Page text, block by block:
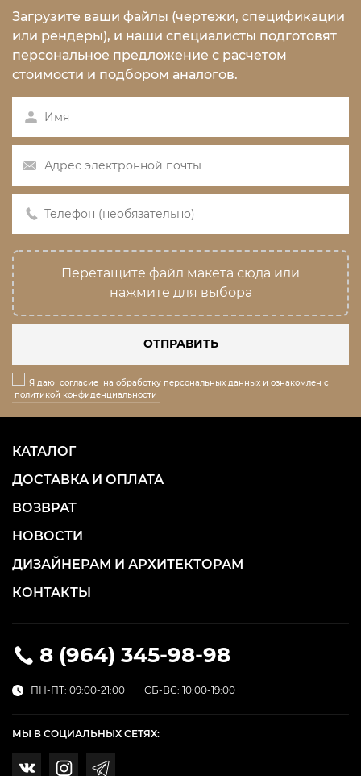
Загрузите ваши файлы (чертежи, спецификации
или рендеры), и наши специалисты подготовят
персональное предложение с расчетом
стоимости и подбором аналогов.
Перетащите файл макета сюда или
нажмите для выбора
ОТПРАВИТЬ
Я даю согласие на обработку персональных данных и ознакомлен с
политикой конфиденциальности
8 (964) 345-98-98
ПН-ПТ: 09:00-21:00 СБ-ВС: 10:00-19:00
КАТАЛОГ
ДОСТАВКА И ОПЛАТА
ВОЗВРАТ
НОВОСТИ
ДИЗАЙНЕРАМ И АРХИТЕКТОРАМ
КОНТАКТЫ
МЫ В СОЦИАЛЬНЫХ СЕТЯХ: